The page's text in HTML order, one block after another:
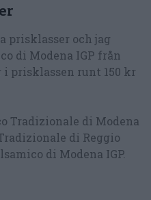
prisklasser och jag
di Modena IGP från
i prisklassen runt 150 kr
Tradizionale di Modena
di Reggio
di Modena IGP.